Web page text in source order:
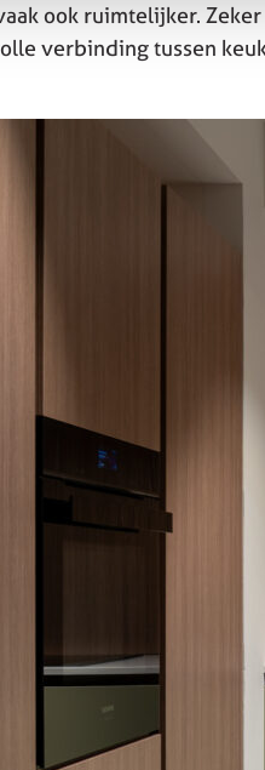
ook ruimtelijker.
verbinding tussen